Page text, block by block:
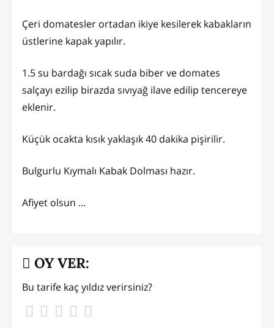
Çeri domatesler ortadan ikiye kesilerek kabakların
üstlerine kapak yapılır.
1.5 su bardağı sıcak suda biber ve domates
salçayı ezilip birazda sıvıyağ ilave edilip tencereye
eklenir.
Küçük ocakta kısık yaklaşık 40 dakika pişirilir.
Bulgurlu Kıymalı Kabak Dolması hazır.
Afiyet olsun ...
OY VER:
Bu tarife kaç yıldız verirsiniz?